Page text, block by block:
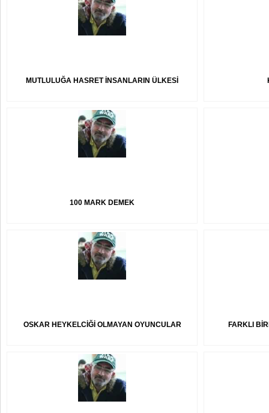
MUTLULUĞA HASRET İNSANLARIN ÜLKESİ
100 MARK DEMEK
OSKAR HEYKELCİĞİ OLMAYAN OYUNCULAR FARKLI